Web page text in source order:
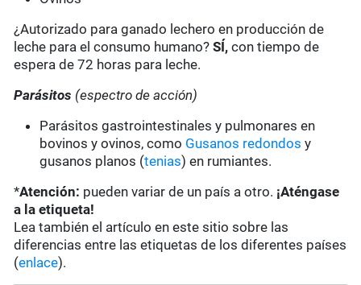
¿Autorizado para ganado lechero en producción de
leche para el consumo humano?SÍ,con tiempo de
espera de 72 horas para leche.
Parásitos (espectro de acción)
Parásitos gastrointestinales y pulmonares en
bovinos y ovinos, como Gusanos redondos y
gusanos planos (tenias) en rumiantes.
*Atención: pueden variar de un país a otro. ¡Aténgase
a la etiqueta!
Lea también el artículo en este sitio sobre las
diferencias entre las etiquetas de los diferentes países
(enlace).